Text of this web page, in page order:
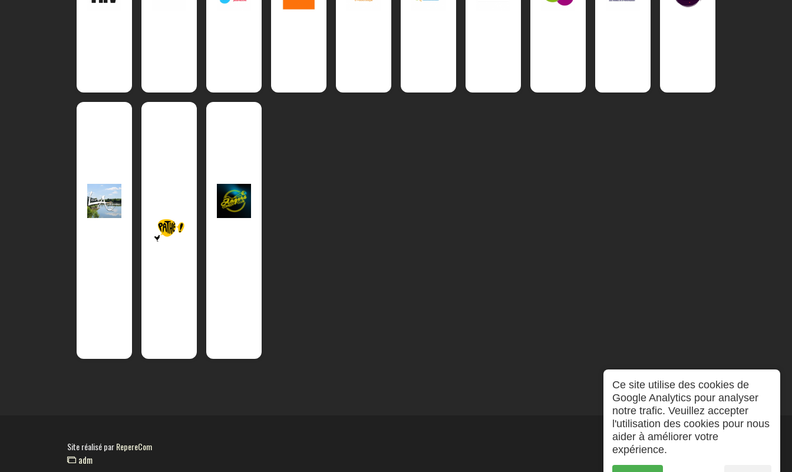
Site réalisé parRepereCom
adm
Ce site utilise des cookies de
Google Analytics pour analyser
notre trafic. Veuillez accepter
l'utilisation des cookies pour nous
aider à améliorer votre
expérience.